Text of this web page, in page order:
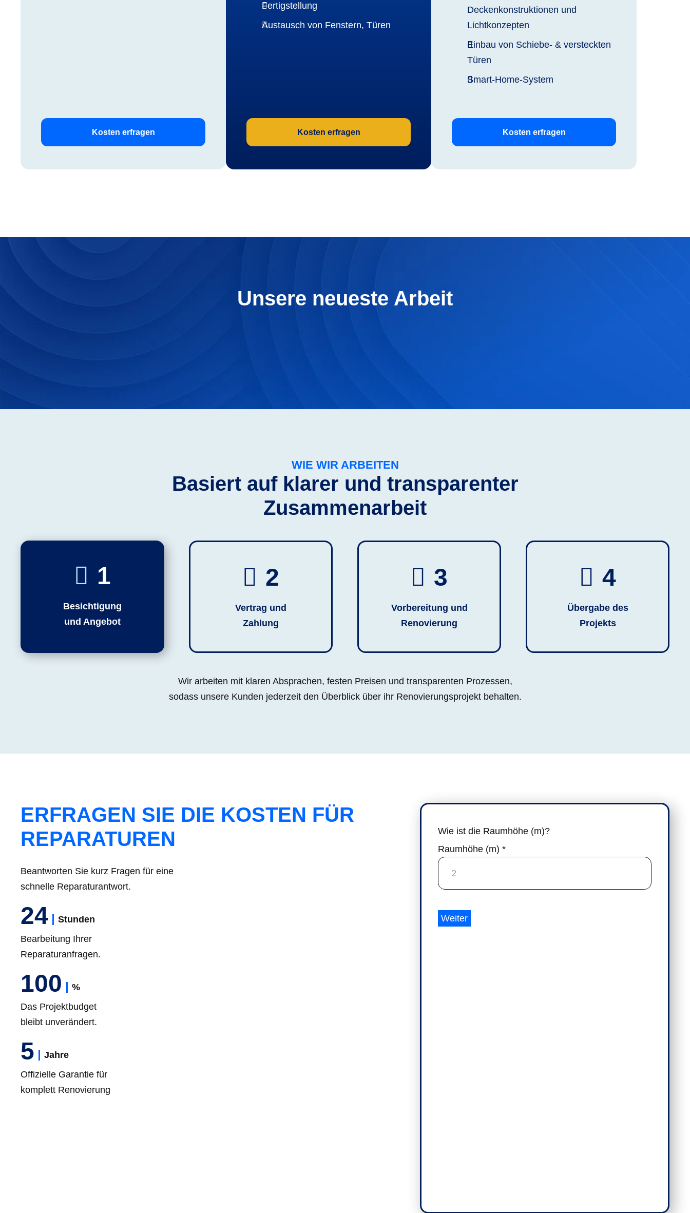
Kosten erfragen
Fertigstellung
Austausch von Fenstern, Türen
Kosten erfragen
Deckenkonstruktionen und
Lichtkonzepten
Einbau von Schiebe- & versteckten
Türen
Smart-Home-System
Kosten erfragen
Unsere neueste Arbeit
Flur reparaturen moderner heller
Flur mit Holzfußboden und
Flur renovierung mit weißem
WIE WIR ARBEITEN
Basiert auf klarer und transparenter
Zusammenarbeit
1
Besichtigung
und Angebot
2
Vertrag und
Zahlung
3
Vorbereitung und
Renovierung
4
Übergabe des
Projekts
Wir arbeiten mit klaren Absprachen, festen Preisen und transparenten Prozessen,
sodass unsere Kunden jederzeit den Überblick über ihr Renovierungsprojekt behalten.
ERFRAGEN SIE DIE KOSTEN FÜR
REPARATUREN
Beantworten Sie kurz Fragen für eine
schnelle Reparaturantwort.
24
Stunden
Bearbeitung Ihrer
Reparaturanfragen.
100
%
Das Projektbudget
bleibt unverändert.
5
Jahre
Offizielle Garantie für
komplett Renovierung
Wie ist die Raumhöhe (m)?
Raumhöhe (m) *
Weiter